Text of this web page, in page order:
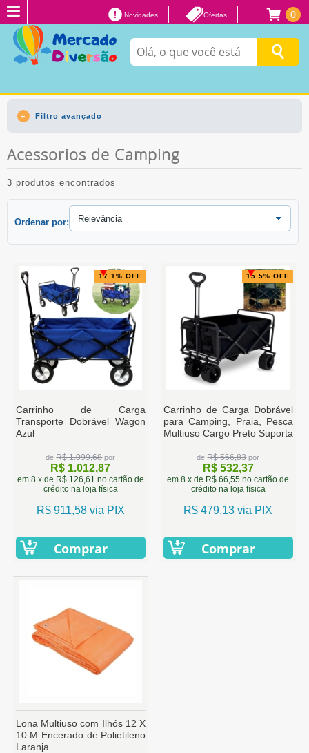
0
Novidades Ofertas
Filtro avançado
Acessorios de Camping
3 produtos encontrados
Ordenar por:
17.1% OFF
Carrinho de Carga
Transporte Dobrável Wagon
Azul
deR$ 1.099,68por
R$ 1.012,87
em 8 x de R$ 126,61 no cartão de
crédito na loja física
R$ 911,58 via PIX
Comprar
15.5% OFF
Carrinho de Carga Dobrável
para Camping, Praia, Pesca
Multiuso Cargo Preto Suporta
deR$ 566,83por
R$ 532,37
em 8 x de R$ 66,55 no cartão de
crédito na loja física
R$ 479,13 via PIX
Comprar
Lona Multiuso com Ilhós 12 X
10 M Encerado de Polietileno
Laranja